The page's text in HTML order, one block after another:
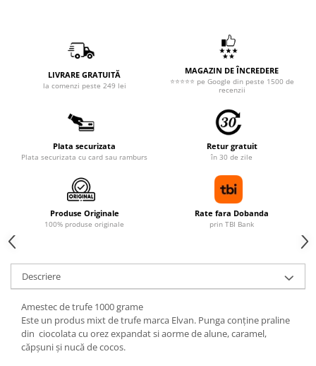
LIVRARE GRATUITĂ
la comenzi peste 249 lei
MAGAZIN DE ÎNCREDERE
⭐⭐⭐⭐⭐ pe Google din peste 1500 de
recenzii
Plata securizata
Plata securizata cu card sau ramburs
Retur gratuit
în 30 de zile
Produse Originale
100% produse originale
Rate fara Dobanda
prin TBI Bank
Descriere
Amestec de trufe 1000 grame
Este un produs mixt de trufe marca Elvan. Punga conține praline
din ciocolata cu orez expandat si aorme de alune, caramel,
căpșuni și nucă de cocos.